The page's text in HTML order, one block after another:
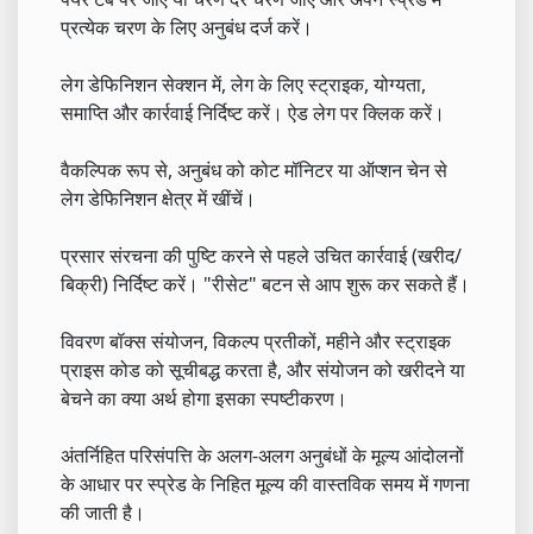
प्रत्येक चरण के लिए अनुबंध दर्ज करें।
लेग डेफिनिशन सेक्शन में, लेग के लिए स्ट्राइक, योग्यता,
समाप्ति और कार्रवाई निर्दिष्ट करें। ऐड लेग पर क्लिक करें।
वैकल्पिक रूप से, अनुबंध को कोट मॉनिटर या ऑप्शन चेन से
लेग डेफिनिशन क्षेत्र में खींचें।
प्रसार संरचना की पुष्टि करने से पहले उचित कार्रवाई (खरीद/
बिक्री) निर्दिष्ट करें। "रीसेट" बटन से आप शुरू कर सकते हैं।
विवरण बॉक्स संयोजन, विकल्प प्रतीकों, महीने और स्ट्राइक
प्राइस कोड को सूचीबद्ध करता है, और संयोजन को खरीदने या
बेचने का क्या अर्थ होगा इसका स्पष्टीकरण।
अंतर्निहित परिसंपत्ति के अलग-अलग अनुबंधों के मूल्य आंदोलनों
के आधार पर स्प्रेड के निहित मूल्य की वास्तविक समय में गणना
की जाती है।